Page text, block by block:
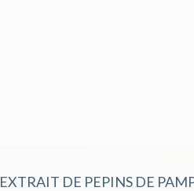
EXTRAIT DE PEPINS DE